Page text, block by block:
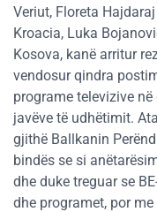
Veriut, Floreta
Kroacia, Luka
Kosova, kanë arritur
vendosur qindra
programe televizive
javëve të udhëtimit.
gjithë Ballkanin
bindës se si
dhe duke treguar se
dhe programet, por